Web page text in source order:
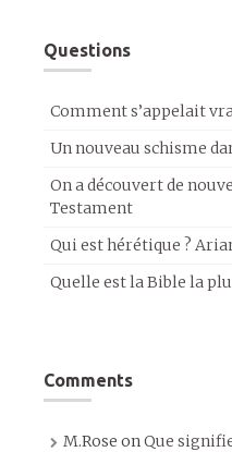
Questions
Comment s’appelait
Un nouveau schisme
On a découvert de
Testament
Qui est hérétique ?
Quelle est la Bible la
Comments
M.Rose onQue